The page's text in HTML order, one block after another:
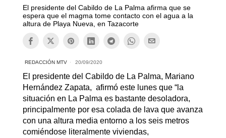
El presidente del Cabildo de La Palma afirma que se
espera que el magma tome contacto con el agua a la
altura de Playa Nueva, en Tazacorte
REDACCIÓN MTV 20/09/2020
El presidente del Cabildo de La Palma, Mariano
Hernández Zapata, afirmó este lunes que “la
situación en La Palma es bastante desoladora,
principalmente por esa colada de lava que avanza
con una altura media entorno a los seis metros
comiéndose literalmente viviendas,